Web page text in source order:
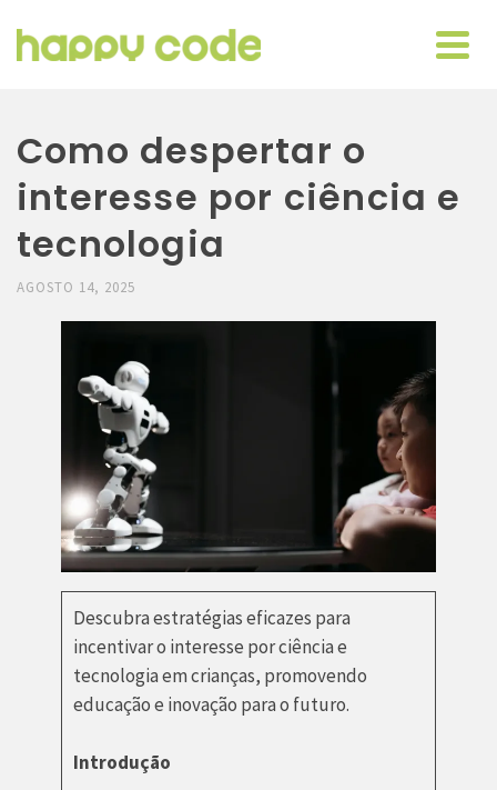
Como despertar o
interesse por ciência e
tecnologia
AGOSTO 14, 2025
Descubra estratégias eficazes para
incentivar o interesse por ciência e
tecnologia em crianças, promovendo
educação e inovação para o futuro.
Introdução